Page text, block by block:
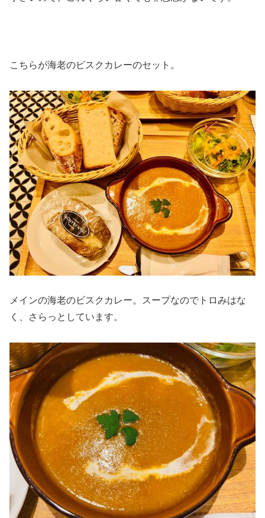
こちらが海老のビスクカレーのセット。
メインの海老のビスクカレー。スープなのでトロみはな
く、さらっとしています。